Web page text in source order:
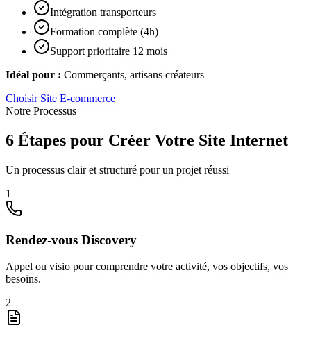
Intégration transporteurs
Formation complète (4h)
Support prioritaire 12 mois
Idéal pour : Commerçants, artisans créateurs
Choisir Site E-commerce
Notre Processus
6 Étapes pour Créer Votre Site Internet
Un processus clair et structuré pour un projet réussi
1
Rendez-vous Discovery
Appel ou visio pour comprendre votre activité, vos objectifs, vos
besoins.
2